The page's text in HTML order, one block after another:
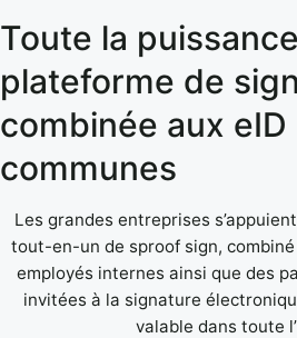
Toute la
plateforme de
combinée aux
communes
Les grandes entreprises
tout-en-un de sproof sign,
employés internes ainsi que des
invitées à la signature
valable dans toute